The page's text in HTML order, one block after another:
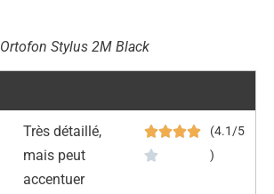
Ortofon Stylus 2M Black
Très détaillé,
mais peut
accentuer
(4.1/5
)